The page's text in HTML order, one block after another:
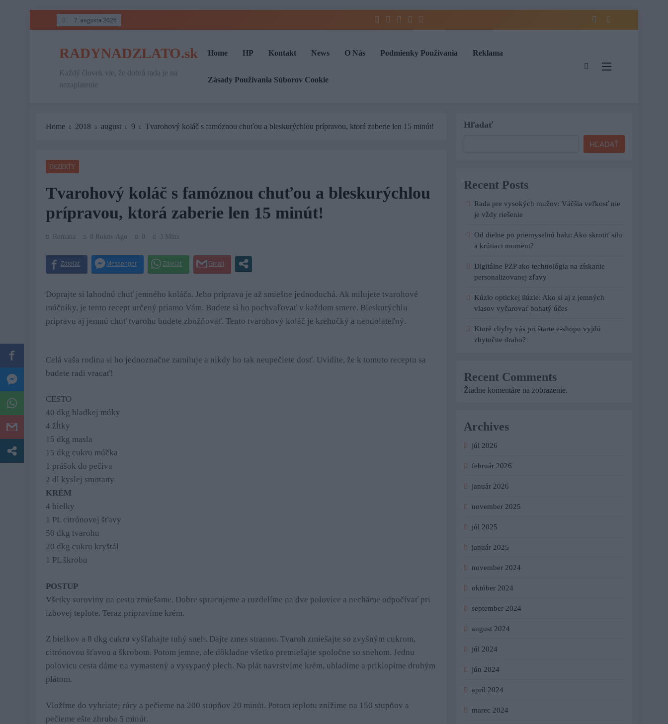
7. augusta 2026
RADYNADZLATO.sk
Každý človek vie, že dobrá rada je na
nezaplatenie
Home HP Kontakt News O Nás Podmienky Používania Reklama
Zásady Používania Súborov Cookie
Home 2018 august 9 Tvarohový koláč s famóznou chuťou a bleskurýchlou prípravou, ktorá zaberie len 15 minút!
DEZERTY
Tvarohový koláč s famóznou chuťou a bleskurýchlou
prípravou, ktorá zaberie len 15 minút!
Romana 8 Rokov Ago 0 3 Mins
Doprajte si lahodnú chuť jemného koláča. Jeho príprava je až smiešne jednoduchá. Ak milujete tvarohové
múčniky, je tento recept určený priamo Vám. Budete si ho pochvaľovať v každom smere. Bleskurýchlu
prípravu aj jemnú chuť tvarohu budete zbožňovať. Tento tvarohový koláč je krehučký a neodolateľný.
Celá vaša rodina si ho jednoznačne zamiluje a nikdy ho tak neupečiete dosť. Uvidíte, že k tomuto receptu sa
budete radi vracať!
CESTO
40 dkg hladkej múky
4 žĺtky
15 dkg masla
15 dkg cukru múčka
1 prášok do pečiva
2 dl kyslej smotany
KRÉM
4 bielky
1 PL citrónovej šťavy
50 dkg tvarohu
20 dkg cukru kryštál
1 PL škrobu
POSTUP
Všetky suroviny na cesto zmiešame. Dobre spracujeme a rozdelíme na dve polovice a necháme odpočívať pri
izbovej teplote. Teraz pripravíme krém.
Z bielkov a 8 dkg cukru vyšľahajte tuhý sneh. Dajte zmes stranou. Tvaroh zmiešajte so zvyšným cukrom,
citrónovou šťavou a škrobom. Potom jemne, ale dôkladne všetko premiešajte spoločne so snehom. Jednu
polovicu cesta dáme na vymastený a vysypaný plech. Na plát navrstvíme krém, uhladíme a priklopíme druhým
plátom.
Vložíme do vyhriatej rúry a pečieme na 200 stupňov 20 minút. Potom teplotu znížime na 150 stupňov a
pečieme ešte zhruba 5 minút.
Hľadať
HĽADAŤ
Recent Posts
Rada pre vysokých mužov: Väčšia veľkosť nie
je vždy riešenie
Od dielne po priemyselnú halu: Ako skrotiť silu
a krútiaci moment?
Digitálne PZP ako technológia na získanie
personalizovanej zľavy
Kúzlo optickej ilúzie: Ako si aj z jemných
vlasov vyčarovať bohatý účes
Ktoré chyby vás pri štarte e-shopu vyjdú
zbytočne draho?
Recent Comments
Žiadne komentáre na zobrazenie.
Archives
júl 2026
február 2026
január 2026
november 2025
júl 2025
január 2025
november 2024
október 2024
september 2024
august 2024
júl 2024
jún 2024
apríl 2024
marec 2024